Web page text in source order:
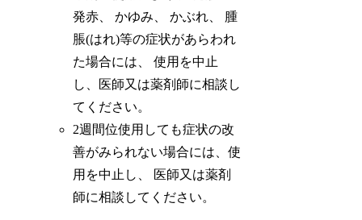
発赤、 かゆみ、 かぶれ、 腫
脹(はれ)等の症状があらわれ
た場合には、 使用を中止
し、医師又は薬剤師に相談し
てください。
2週間位使用しても症状の改
善がみられない場合には、使
用を中止し、 医師又は薬剤
師に相談してください。